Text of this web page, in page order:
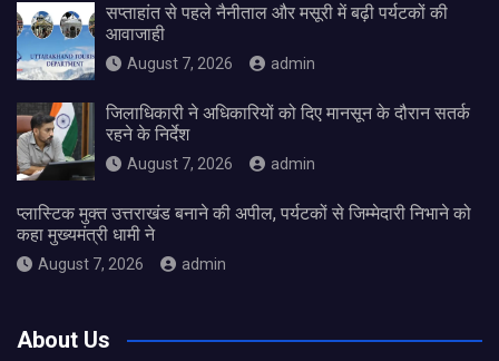
सप्ताहांत से पहले नैनीताल और मसूरी में बढ़ी पर्यटकों की
आवाजाही
August 7, 2026 admin
जिलाधिकारी ने अधिकारियों को दिए मानसून के दौरान सतर्क
रहने के निर्देश
August 7, 2026 admin
प्लास्टिक मुक्त उत्तराखंड बनाने की अपील, पर्यटकों से जिम्मेदारी निभाने को
कहा मुख्यमंत्री धामी ने
August 7, 2026 admin
About Us